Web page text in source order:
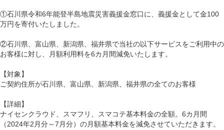
①石川県令和6年能登半島地震災害義援金窓口に、義援金として金100
万円を寄付いたしました。
②石川県、富山県、新潟県、福井県で当社の以下サービスをご利用中の
お客様に対し、月額利用料を6カ月間減免いたします。
【対象】
ご契約住所が石川県、富山県、新潟県、福井県の全てのお客様
【詳細】
ナイセンクラウド、スマフリ、スマコテ基本料金の全額。6カ月間
（2024年2月分～7月分）の月額基本料金を減免させていただきます。